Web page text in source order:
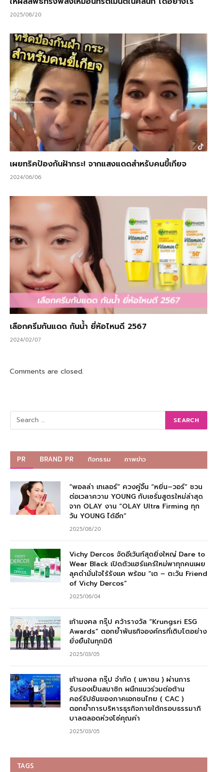
2025/08/20
เผยทริคป้องกันฝ้ากระ! จากแสงแดดสำหรับคนขี้เกียจ
2024/06/06
เลือกครีมกันแดด กันน้ำ ยี่ห้อไหนดี 2567
2024/02/07
Comments are closed.
PR BRAND PR กิจกรรม ภาพข่าว
“พอลล่า เทเลอร์” ควงคู่จิ้น “หยิ่น–วอร์” ชวน
ต่อเวลาความ YOUNG กับเซรั่มสูตรใหม่ล่าสุด
จาก OLAY งาน “OLAY Ultra Firming ทุก
วัน YOUNG ได้อีก”
2025/08/20
Vichy Dercos จัดอีเว้นท์สุดยิ่งใหญ่ Dare to
Wear Black เปิดตัวแฮร์แคร์ใหม่พาทุกคนเผย
ลุคดำมั่นใจไร้รังแค พร้อม “เต – ตะวัน Friend
of Vichy Dercos”
2025/06/04
เก้ามงคล กรุ๊ป คว้ารางวัล “Krungsri ESG
Awards” ตอกย้ำพันธกิจองค์กรที่เติบโตอย่าง
ยั่งยืนในทุกมิติ
2025/03/05
เก้ามงคล กรุ๊ป จำกัด ( มหาชน ) ผ่านการ
รับรองเป็นสมาชิก ผนึกแนวร่วมต่อต้าน
คอร์รัปชันของภาคเอกชนไทย ( CAC )
ตอกย้ำการบริหารธุรกิจภายใต้กรอบธรรมาภิ
บาลตลอดห่วงโซ่คุณค่า
2025/03/05
TAGS